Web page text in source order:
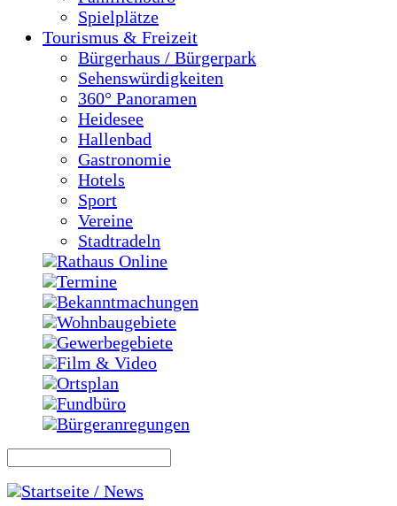
Spielplätze
Tourismus & Freizeit
Bürgerhaus / Bürgerpark
Sehenswürdigkeiten
360° Panoramen
Heidesee
Hallenbad
Gastronomie
Hotels
Sport
Vereine
Stadtradeln
Rathaus Online
Termine
Bekanntmachungen
Wohnbaugebiete
Gewerbegebiete
Film & Video
Ortsplan
Fundbüro
Bürgeranregungen
Startseite / News